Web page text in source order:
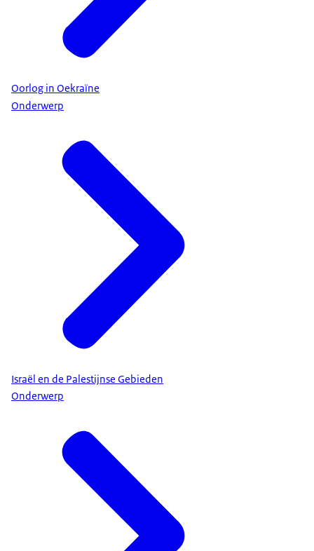
Oorlog in Oekraïne
Onderwerp
Israël en de Palestijnse Gebieden
Onderwerp